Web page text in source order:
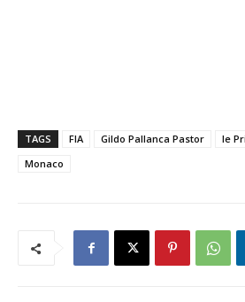
TAGS FIA Gildo Pallanca Pastor
le
Monaco